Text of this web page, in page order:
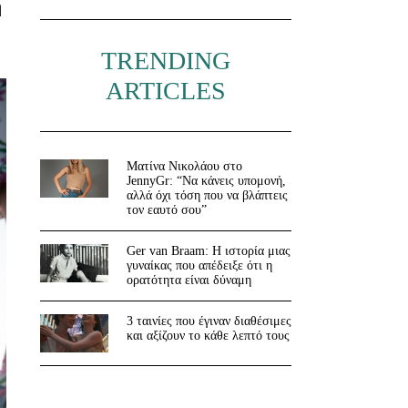
TRENDING
ARTICLES
Ματίνα Νικολάου στο
JennyGr: “Να κάνεις υπομονή,
αλλά όχι τόση που να βλάπτεις
τον εαυτό σου”
Ger van Braam: Η ιστορία μιας
γυναίκας που απέδειξε ότι η
ορατότητα είναι δύναμη
3 ταινίες που έγιναν διαθέσιμες
και αξίζουν το κάθε λεπτό τους